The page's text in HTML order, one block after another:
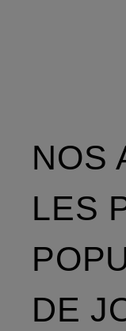
NOS
LES
DE